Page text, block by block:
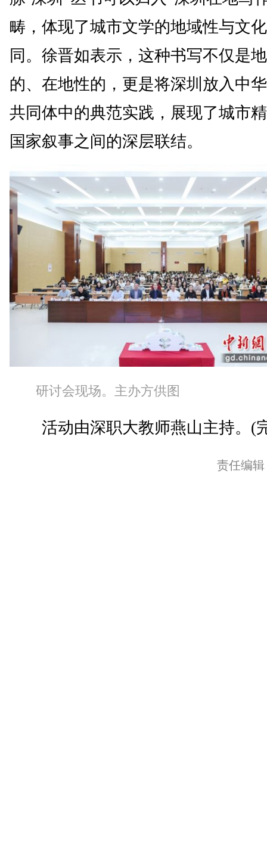
畴，体现了城市文学的地域性与文
同。徐晋如表示，这种书写不仅是
的、在地性的，更是将深圳放入中
共同体中的典范实践，展现了城市
国家叙事之间的深层联结。
研讨会现场。主办方供图
活动由深职大教师燕山主持。(
责任编